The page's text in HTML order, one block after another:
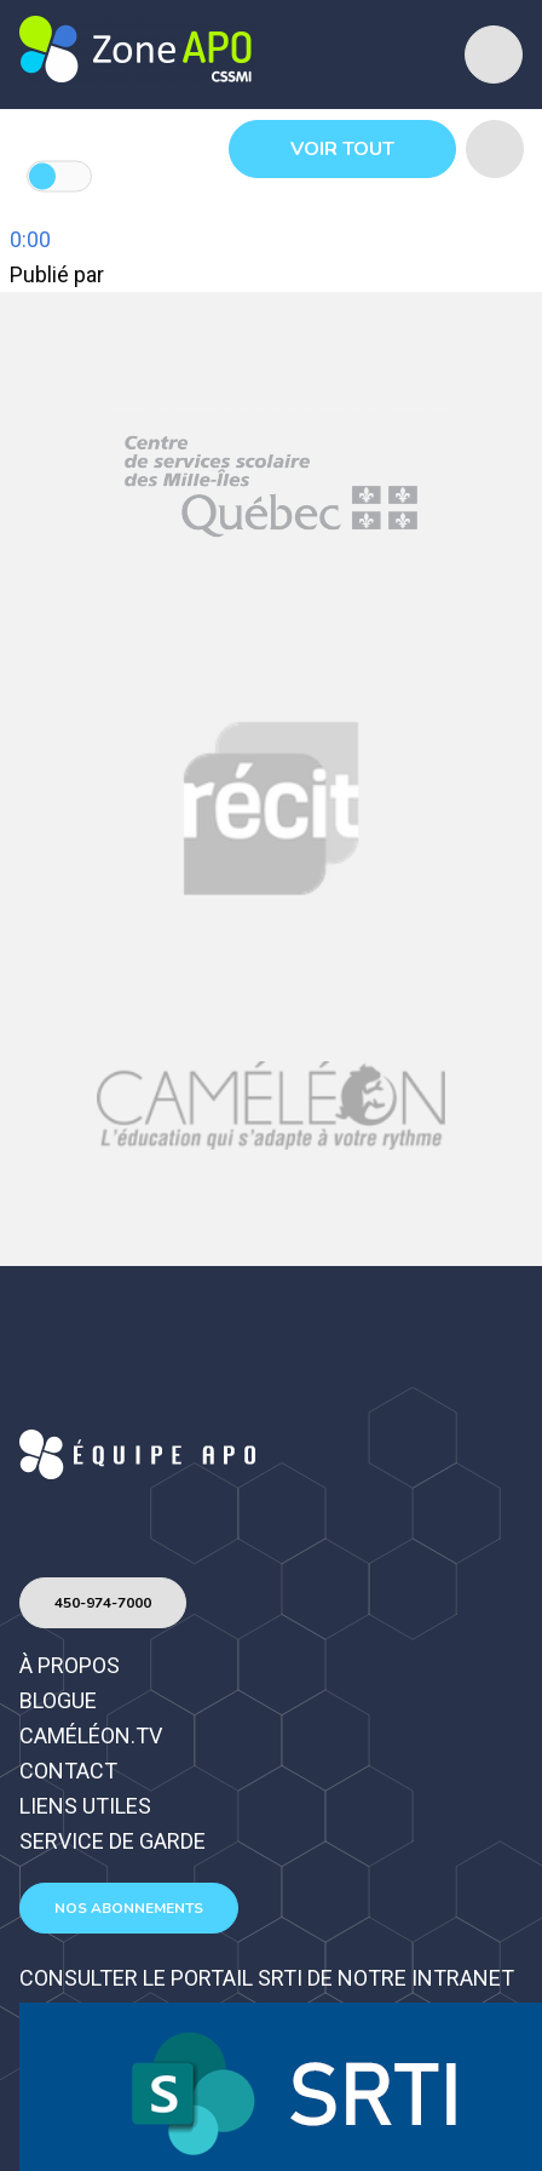
VOIR TOUT
0:00
Publié par
450-974-7000
À PROPOS
BLOGUE
CAMÉLÉON.TV
CONTACT
LIENS UTILES
SERVICE DE GARDE
NOS ABONNEMENTS
CONSULTER LE PORTAIL SRTI DE NOTRE INTRANET